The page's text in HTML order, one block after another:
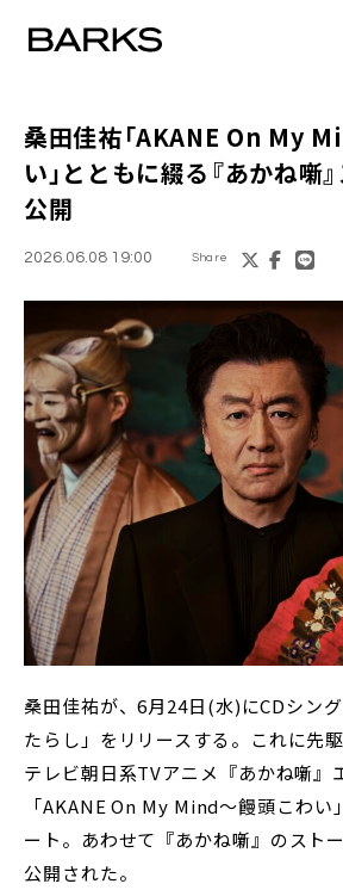
桑田佳祐「AKANE On My
い」とともに綴る『あかね噺
公開
2026.06.08 19:00 Share
桑田佳祐が、6月24日(水)にCDシン
たらし」をリリースする。これに先
テレビ朝日系TVアニメ『あかね噺』
「AKANE On My Mind〜饅頭こわい
ート。あわせて『あかね噺』のスト
公開された。